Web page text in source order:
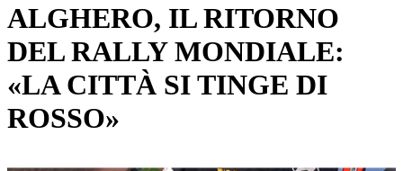
ALGHERO, IL RITORNO
DEL RALLY MONDIALE:
«LA CITTÀ SI TINGE DI
ROSSO»